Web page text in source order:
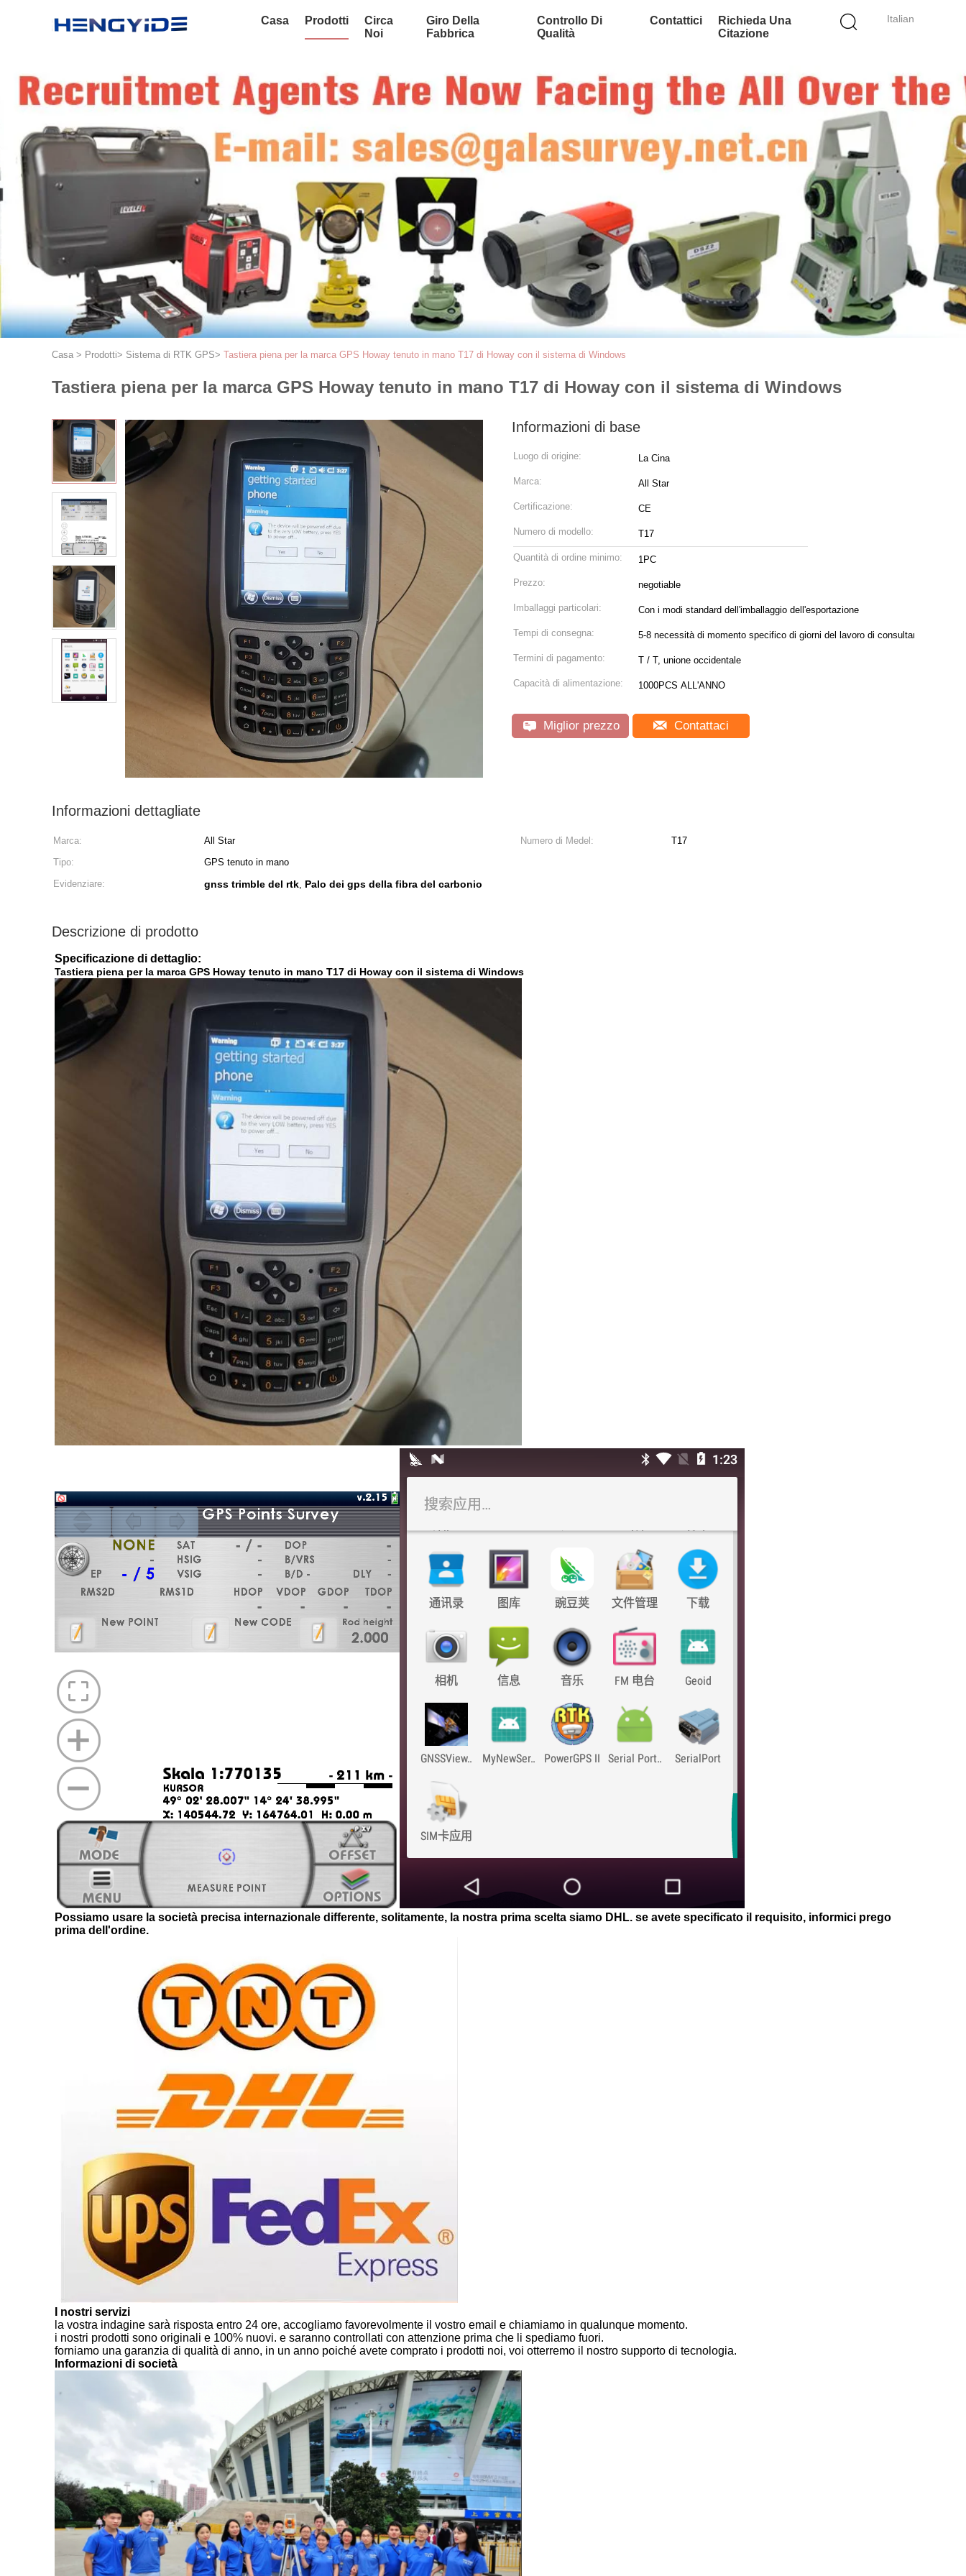
Italian
Casa Prodotti
Circa
Noi
Giro Della
Fabbrica
Controllo Di
Qualità
Contattici
Richieda Una
Citazione
Casa > Prodotti> Sistema di RTK GPS> Tastiera piena per la marca GPS Howay tenuto in mano T17 di Howay con il sistema di Windows
Tastiera piena per la marca GPS Howay tenuto in mano T17 di Howay con il sistema di Windows
Informazioni di base
Luogo di origine: La Cina
Marca: All Star
Certificazione: CE
Numero di modello: T17
Quantità di ordine minimo: 1PC
Prezzo: negotiable
Imballaggi particolari: Con i modi standard dell'imballaggio dell'esportazione
Tempi di consegna: 5-8 necessità di momento specifico di giorni del lavoro di consultarsi
Termini di pagamento: T / T, unione occidentale
Capacità di alimentazione: 1000PCS ALL'ANNO
Miglior prezzo Contattaci
Informazioni dettagliate
Marca: All Star Numero di Medel:
T17
Tipo:
GPS tenuto in mano
Evidenziare:
gnss trimble del rtk, Palo dei gps della fibra del carbonio
Descrizione di prodotto
Specificazione di dettaglio:
Tastiera piena per la marca GPS Howay tenuto in mano T17 di Howay con il sistema di Windows
Possiamo usare la società precisa internazionale differente, solitamente, la nostra prima scelta siamo DHL. se avete specificato il requisito, informici prego
prima dell'ordine.
I nostri servizi
la vostra indagine sarà risposta entro 24 ore, accogliamo favorevolmente il vostro email e chiamiamo in qualunque momento.
i nostri prodotti sono originali e 100% nuovi. e saranno controllati con attenzione prima che li spediamo fuori.
forniamo una garanzia di qualità di anno, in un anno poiché avete comprato i prodotti noi, voi otterremo il nostro supporto di tecnologia.
Informazioni di società